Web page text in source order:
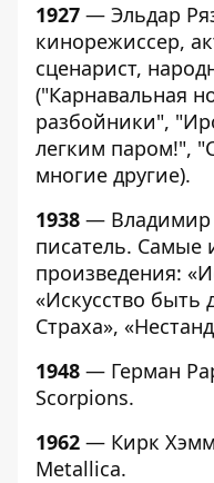
1927 — Эльдар
кинорежиссер,
сценарист,
("Карнавальная
разбойники",
легким паром!",
многие другие).
1938 — Владимир
писатель. Самые
произведения:
«Искусство быть
Страха»,
1948 — Герман
Scorpions.
1962 — Кирк
Metallica.